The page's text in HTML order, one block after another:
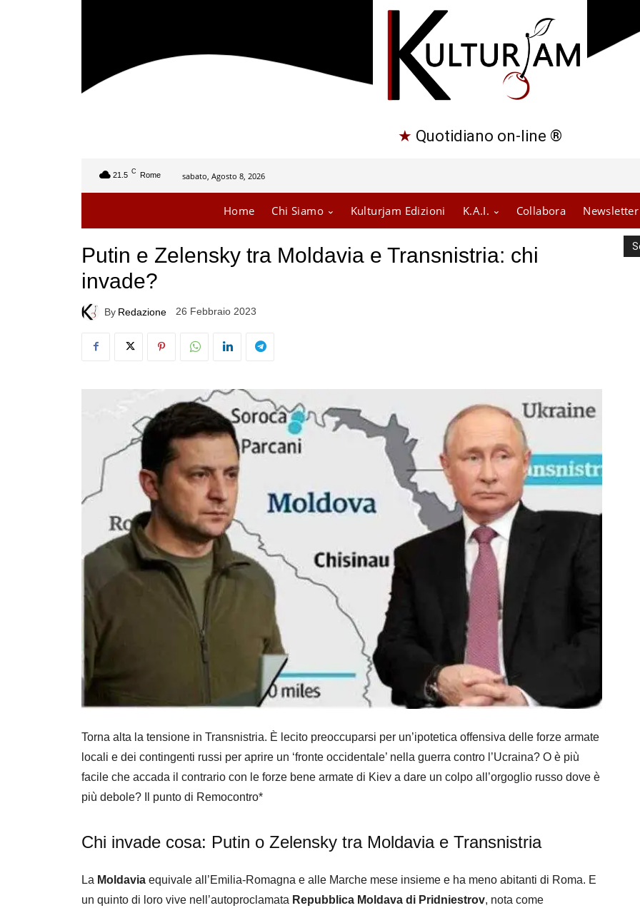
★ Quotidiano on-line ®
21.5 C Rome sabato, Agosto 8, 2026
Home Chi Siamo Kulturjam Edizioni K.A.I. Collabora Newsletter
Putin e Zelensky tra Moldavia e Transnistria: chi
invade?
By Redazione 26 Febbraio 2023
Torna alta la tensione in Transnistria. È lecito preoccuparsi per un’ipotetica offensiva delle forze armate
locali e dei contingenti russi per aprire un ‘fronte occidentale’ nella guerra contro l’Ucraina? O è più
facile che accada il contrario con le forze bene armate di Kiev a dare un colpo all’orgoglio russo dove è
più debole? Il punto di Remocontro*
Chi invade cosa: Putin o Zelensky tra Moldavia e Transnistria
La Moldavia equivale all’Emilia-Romagna e alle Marche mese insieme e ha meno abitanti di Roma. E
un quinto di loro vive nell’autoproclamata Repubblica Moldava di Pridniestrov, nota come